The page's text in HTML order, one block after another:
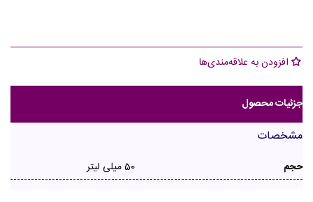
افزودن به علاقه‌مندی‌ها
جزئیات محصول
مشخصات
حجم 50 میلی لیتر